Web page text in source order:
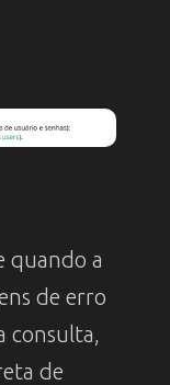
quando a
de erro
consulta,
de